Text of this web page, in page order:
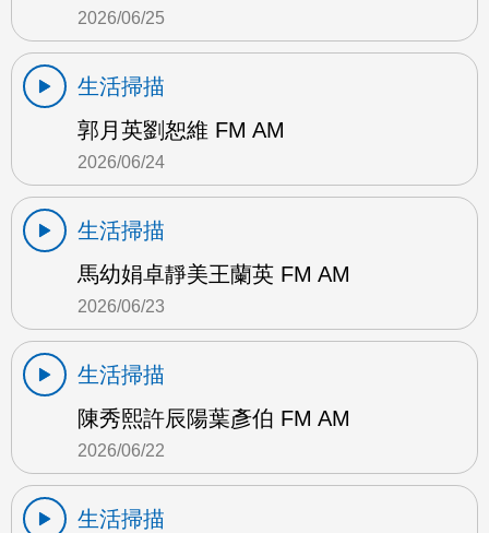
2026/06/25
生活掃描
郭月英劉恕維 FM AM
2026/06/24
生活掃描
馬幼娟卓靜美王蘭英 FM AM
2026/06/23
生活掃描
陳秀熙許辰陽葉彥伯 FM AM
2026/06/22
生活掃描